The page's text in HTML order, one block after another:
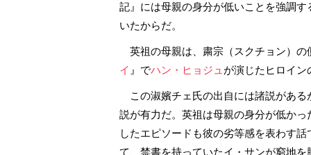
記』には母親の身分が低いことを強調
いたからだ。
英祖の母親は、粛宗（スクチョン）の
イ 』でハン・ヒョジュ が演じたヒロイ
この淑嬪チェ氏の出自には諸説がある
説が有力だ。英祖は母親の身分が低か
したエピソードも彼の劣等感を表わす
て、禁書を持っていたイ・サンが窮地